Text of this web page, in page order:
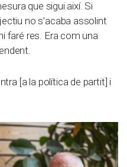
que sigui així. Si
no s’acaba assolint
faré res. Era com una
[a la política de partit] i